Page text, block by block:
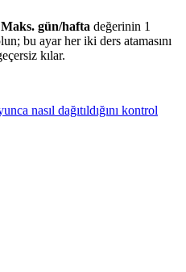
Maks. gün/hafta değerinin 1
bu ayar her iki ders atamasını
kılar.
nasıl dağıtıldığını kontrol